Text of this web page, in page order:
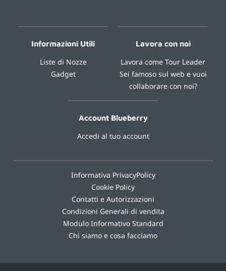
Informazioni Utili
Liste di Nozze
Gadget
Lavora con noi
Lavora come Tour Leader
Sei famoso sul web e vuoi
collaborare con noi?
Account Blueberry
Accedi al tuo account
Informativa PrivacyPolicy
Cookie Policy
Contatti e Autorizzazioni
Condizioni Generali di vendita
Modulo Informativo Standard
Chi siamo e cosa facciamo